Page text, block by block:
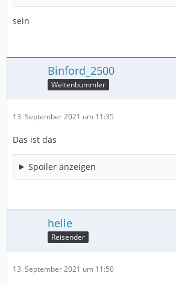
sein
Binford_2500
Weltenbummler
13. September 2021 um 11:35
Das ist das
Spoiler anzeigen
helle
Reisender
13. September 2021 um 11:50